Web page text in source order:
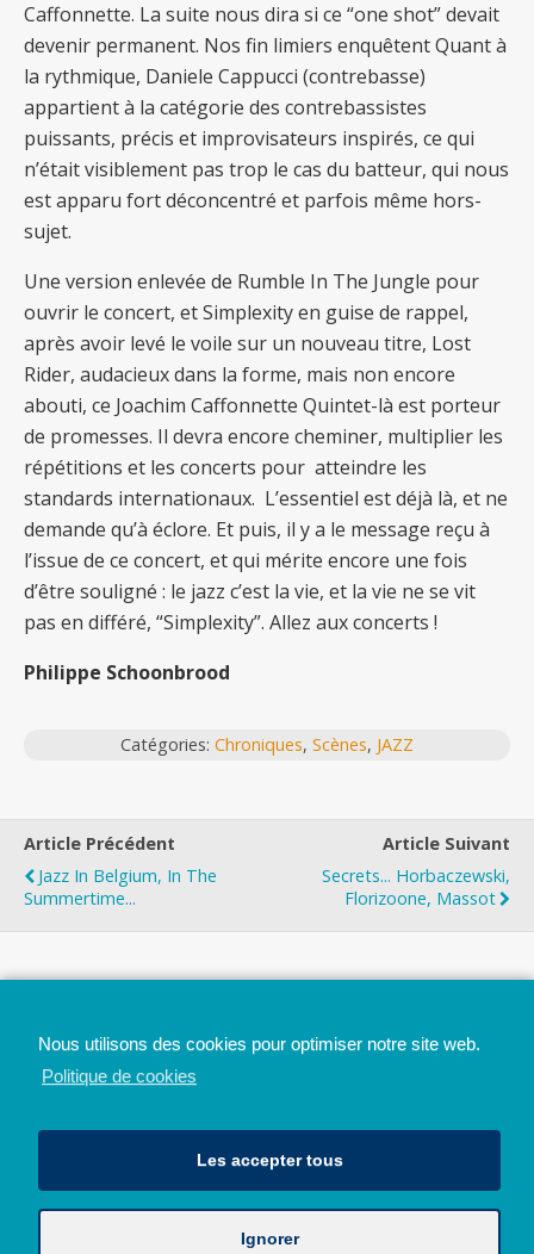
Caffonnette. La suite nous dira si ce “one shot” devait
devenir permanent. Nos fin limiers enquêtent Quant à
la rythmique, Daniele Cappucci (contrebasse)
appartient à la catégorie des contrebassistes
puissants, précis et improvisateurs inspirés, ce qui
n’était visiblement pas trop le cas du batteur, qui nous
est apparu fort déconcentré et parfois même hors-
sujet.
Une version enlevée de Rumble In The Jungle pour
ouvrir le concert, et Simplexity en guise de rappel,
après avoir levé le voile sur un nouveau titre, Lost
Rider, audacieux dans la forme, mais non encore
abouti, ce Joachim Caffonnette Quintet-là est porteur
de promesses. Il devra encore cheminer, multiplier les
répétitions et les concerts pour atteindre les
standards internationaux. L’essentiel est déjà là, et ne
demande qu’à éclore. Et puis, il y a le message reçu à
l’issue de ce concert, et qui mérite encore une fois
d’être souligné : le jazz c’est la vie, et la vie ne se vit
pas en différé, “Simplexity”. Allez aux concerts !
Philippe Schoonbrood
Catégories: Chroniques, Scènes, JAZZ
Article Précédent
Jazz In Belgium, In The
Summertime...
Article Suivant
Secrets... Horbaczewski,
Florizoone, Massot
Nous utilisons des cookies pour optimiser notre site web.
Politique de cookies
Les accepter tous
Ignorer